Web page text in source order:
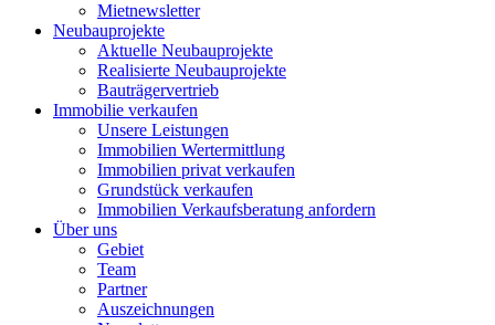
Mietnewsletter
Neubauprojekte
Aktuelle Neubauprojekte
Realisierte Neubauprojekte
Bauträgervertrieb
Immobilie verkaufen
Unsere Leistungen
Immobilien Wertermittlung
Immobilien privat verkaufen
Grundstück verkaufen
Immobilien Verkaufsberatung anfordern
Über uns
Gebiet
Team
Partner
Auszeichnungen